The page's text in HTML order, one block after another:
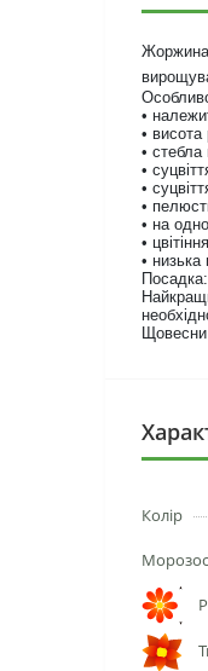
Жоржина
•
•
• стебла
•
•
•
• на
•
• низька
Посадка:
Щовесни
Колір